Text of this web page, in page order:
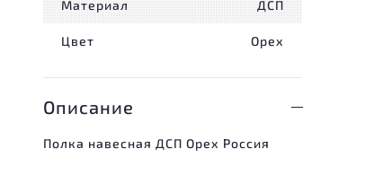
Материал ДСП
Цвет Орех
Описание
Полка навесная ДСП Орех Россия